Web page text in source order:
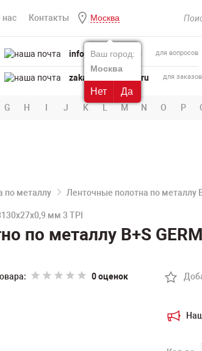
нас Контакты Москва
Ваш город:
Москва
Нет Да
info@powertool.ru для вопросов
zakaz@powertool.ru для заказов
G H I J K L M N O P
по металлу Ленточные полотна по металлу
мм 3 TPI
по металлу B+S
0 оценок